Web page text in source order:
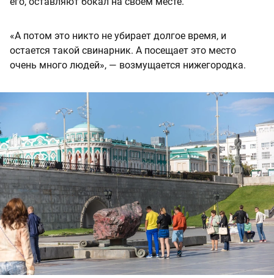
«А потом это никто не убирает долгое время, и
остается такой свинарник. А посещает это место
очень много людей», — возмущается нижегородка.